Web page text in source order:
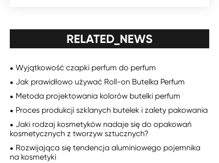
RELATED_NEWS
Wyjątkowość czapki perfum do perfum
Jak prawidłowo używać Roll-on Butelka Perfum
Metoda projektowania kolorów butelki perfum
Proces produkcji szklanych butelek i zalety pakowania
Jaki rodzaj kosmetyków nadaje się do opakowań
kosmetycznych z tworzyw sztucznych?
Rozwijająca się tendencja aluminiowego pojemnika
na kosmetyki